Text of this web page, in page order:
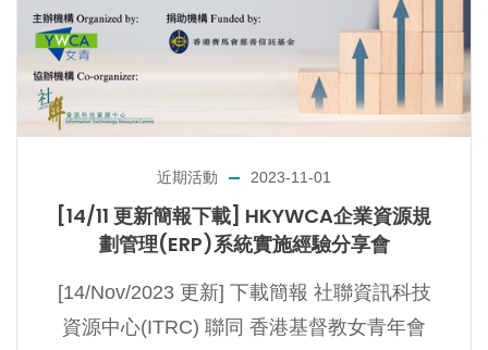
近期活動 2023-11-01
[14/11 更新簡報下載] HKYWCA企業資源規
劃管理(ERP)系統實施經驗分享會
[14/Nov/2023 更新] 下載簡報 社聯資訊科技
資源中心(ITRC) 聯同 香港基督教女青年會